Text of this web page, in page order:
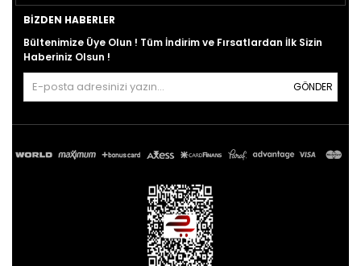
BIZDEN HABERLER
Bültenimize Üye Olun ! Tüm İndirim ve Fırsatlardan İlk Sizin
Haberiniz Olsun !
GÖNDER